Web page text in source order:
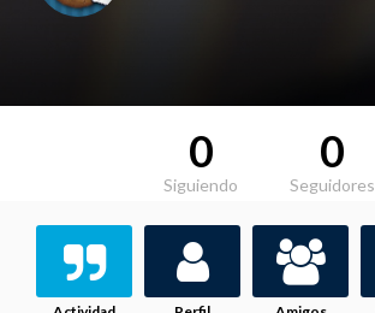
0
Siguiendo
0
Seguidores